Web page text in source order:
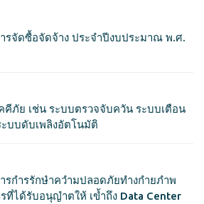
รจัดซื้อจัดจ้าง ประจำปีงบประมาณ พ.ศ.
คีภัย เช่น ระบบตรวจจับควัน ระบบเตือน
ะบบดับเพลิงอัตโนมัติ
รกำรรักษำควำมปลอดภัยทำงกำยภำพ
ที่ได้รับอนุญำตให้ เข้ำถึง Data Center